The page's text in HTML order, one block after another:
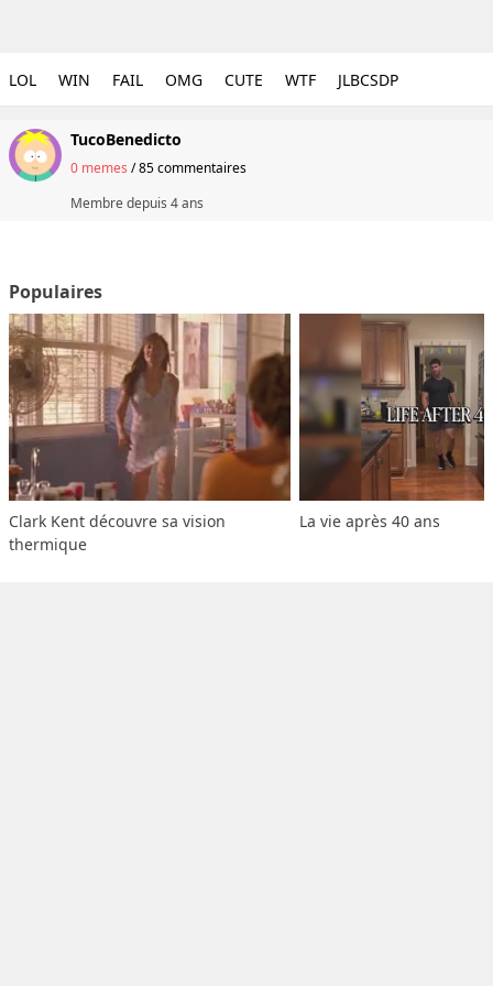
LOL WIN FAIL OMG CUTE WTF JLBCSDP
TucoBenedicto
0 memes /85 commentaires
Membre depuis 4 ans
Populaires
Clark Kent découvre sa vision
thermique
La vie après 40 ans